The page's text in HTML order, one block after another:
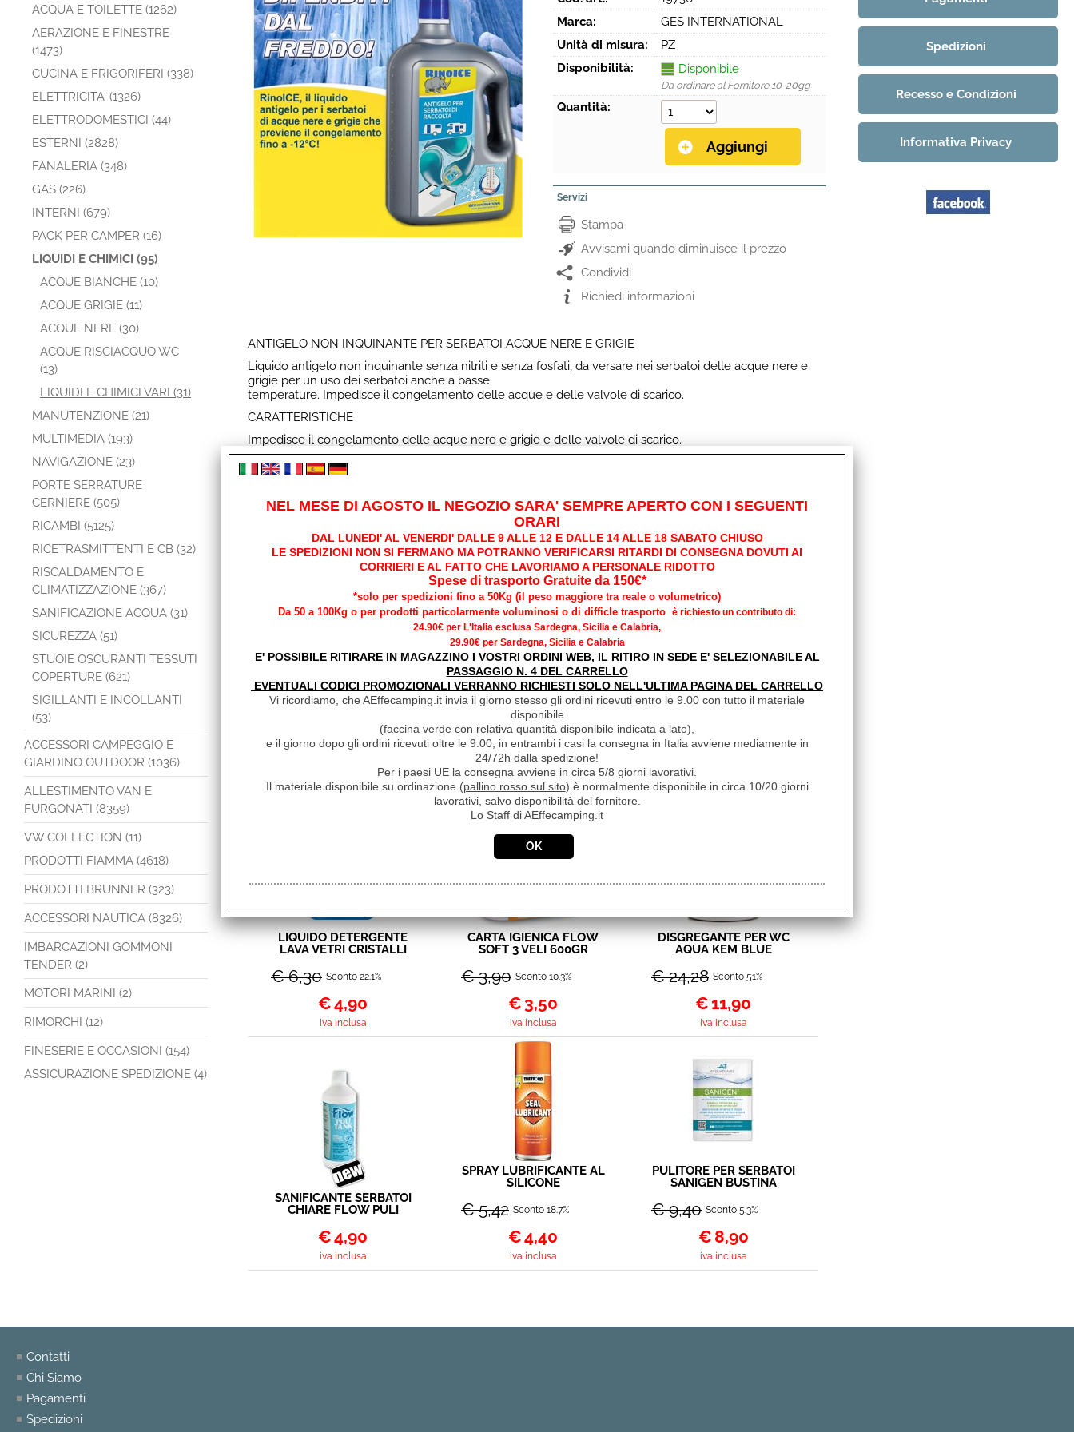
ACQUA E TOILETTE (1262)
AERAZIONE E FINESTRE
(1473)
CUCINA E FRIGORIFERI (338)
ELETTRICITA' (1326)
ELETTRODOMESTICI (44)
ESTERNI (2828)
FANALERIA (348)
GAS (226)
INTERNI (679)
PACK PER CAMPER (16)
LIQUIDI E CHIMICI (95)
ACQUE BIANCHE (10)
ACQUE GRIGIE (11)
ACQUE NERE (30)
ACQUE RISCIACQUO WC
(13)
LIQUIDI E CHIMICI VARI (31)
MANUTENZIONE (21)
MULTIMEDIA (193)
NAVIGAZIONE (23)
PORTE SERRATURE
CERNIERE (505)
RICAMBI (5125)
RICETRASMITTENTI E CB (32)
RISCALDAMENTO E
CLIMATIZZAZIONE (367)
SANIFICAZIONE ACQUA (31)
SICUREZZA (51)
STUOIE OSCURANTI TESSUTI
COPERTURE (621)
SIGILLANTI E INCOLLANTI
(53)
ACCESSORI CAMPEGGIO E
GIARDINO OUTDOOR (1036)
ALLESTIMENTO VAN E
FURGONATI (8359)
VW COLLECTION (11)
PRODOTTI FIAMMA (4618)
PRODOTTI BRUNNER (323)
ACCESSORI NAUTICA (8326)
IMBARCAZIONI GOMMONI
TENDER (2)
MOTORI MARINI (2)
RIMORCHI (12)
FINESERIE E OCCASIONI (154)
ASSICURAZIONE SPEDIZIONE (4)
Marca:
GES INTERNATIONAL
Unità di misura:
PZ
Disponibilità:
Disponibile
Da ordinare al Fornitore 10-20gg
Quantità:
Servizi
Stampa
Avvisami quando diminuisce il prezzo
Condividi
Richiedi informazioni
ANTIGELO NON INQUINANTE PER SERBATOI ACQUE NERE E GRIGIE
Liquido antigelo non inquinante senza nitriti e senza fosfati, da versare nei serbatoi delle acque nere e
grigie per un uso dei serbatoi anche a basse
temperature. Impedisce il congelamento delle acque e delle valvole di scarico.
CARATTERISTICHE
Impedisce il congelamento delle acque nere e grigie e delle valvole di scarico.
Non inquinante.
Scaricabile nelle fognature.
Versare il liquido nelle quantità riportate nella tabella.
1lt per un serbatoio da 50/60lt a -8/-10°
8% fino a -12°
Links
Sito Ges International
I clienti che hanno acquistato questo prodotto, hanno scelto anche questi articoli
LIQUIDO DETERGENTE
LAVA VETRI CRISTALLI
€ 6,30 Sconto 22.1%
€4,90
iva inclusa
CARTA IGIENICA FLOW
SOFT 3 VELI 600GR
€ 3,90 Sconto 10.3%
€ 3,50
iva inclusa
DISGREGANTE PER WC
AQUA KEM BLUE
€ 24,28 Sconto 51%
€ 11,90
iva inclusa
SANIFICANTE SERBATOI
CHIARE FLOW PULI
€4,90
iva inclusa
SPRAY LUBRIFICANTE AL
SILICONE
€ 5,42 Sconto 18.7%
€4,40
iva inclusa
PULITORE PER SERBATOI
SANIGEN BUSTINA
€ 9,40 Sconto 5.3%
€ 8,90
iva inclusa
Spedizioni
Recesso e Condizioni
Informativa Privacy
Contatti
Chi Siamo
Pagamenti
Spedizioni
NEL MESE DI AGOSTO IL NEGOZIO SARA' SEMPRE APERTO CON I SEGUENTI
ORARI
DAL LUNEDI' AL VENERDI' DALLE 9 ALLE 12 E DALLE 14 ALLE 18 SABATO CHIUSO
LE SPEDIZIONI NON SI FERMANO MA POTRANNO VERIFICARSI RITARDI DI CONSEGNA DOVUTI AI
CORRIERI E AL FATTO CHE LAVORIAMO A PERSONALE RIDOTTO
Spese di trasporto Gratuite da 150€*
*solo per spedizioni fino a 50Kg (il peso maggiore tra reale o volumetrico)
Da 50 a 100Kg o per prodotti particolarmente voluminosi o di difficle trasporto è richiesto un contributo di:
24.90€ per L'Italia esclusa Sardegna, Sicilia e Calabria,
29.90€ per Sardegna, Sicilia e Calabria
E' POSSIBILE RITIRARE IN MAGAZZINO I VOSTRI ORDINI WEB, IL RITIRO IN SEDE E' SELEZIONABILE AL
PASSAGGIO N. 4 DEL CARRELLO
EVENTUALI CODICI PROMOZIONALI VERRANNO RICHIESTI SOLO NELL'ULTIMA PAGINA DEL CARRELLO
Vi ricordiamo, che AEffecamping.it invia il giorno stesso gli ordini ricevuti entro le 9.00 con tutto il materiale
disponibile
(faccina verde con relativa quantità disponibile indicata a lato),
e il giorno dopo gli ordini ricevuti oltre le 9.00, in entrambi i casi la consegna in Italia avviene mediamente in
24/72h dalla spedizione!
Per i paesi UE la consegna avviene in circa 5/8 giorni lavorativi.
Il materiale disponibile su ordinazione (pallino rosso sul sito) è normalmente disponibile in circa 10/20 giorni
lavorativi, salvo disponibilità del fornitore.
Lo Staff di AEffecamping.it